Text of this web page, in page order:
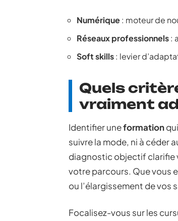
Numérique: moteur de
Réseaux professionnels:
Soft skills: levier
Quels
vraiment
Identifier uneformation
suivre la mode, ni à céder
diagnostic objectif clarifie
votre parcours. Que vous
ou l’élargissement de
Focalisez-vous sur les